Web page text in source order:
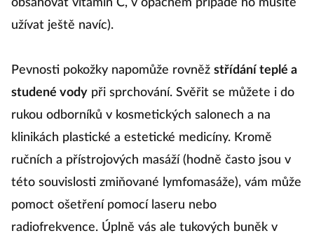
obsahovat vitamin C, v opačném případě ho musíte
užívat ještě navíc).
Pevnosti pokožky napomůže rovněž střídání teplé a
studené vody při sprchování. Svěřit se můžete i do
rukou odborníků v kosmetických salonech a na
klinikách plastické a estetické medicíny. Kromě
ručních a přístrojových masáží (hodně často jsou v
této souvislosti zmiňované lymfomasáže), vám může
pomoct ošetření pomocí laseru nebo
radiofrekvence. Úplně vás ale tukových buněk v